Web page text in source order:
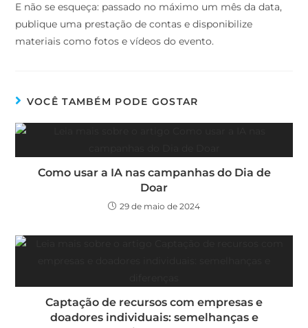
E não se esqueça: passado no máximo um mês da data,
publique uma prestação de contas e disponibilize
materiais como fotos e vídeos do evento.
VOCÊ TAMBÉM PODE GOSTAR
Como usar a IA nas campanhas do Dia de
Doar
29 de maio de 2024
Captação de recursos com empresas e
doadores individuais: semelhanças e